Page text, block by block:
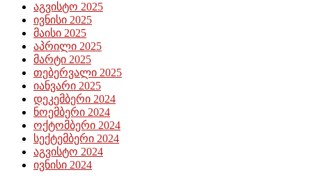
აგვისტო 2025
ივნისი 2025
მაისი 2025
აპრილი 2025
მარტი 2025
თებერვალი 2025
იანვარი 2025
დეკემბერი 2024
ნოემბერი 2024
ოქტომბერი 2024
სექტემბერი 2024
აგვისტო 2024
ივნისი 2024